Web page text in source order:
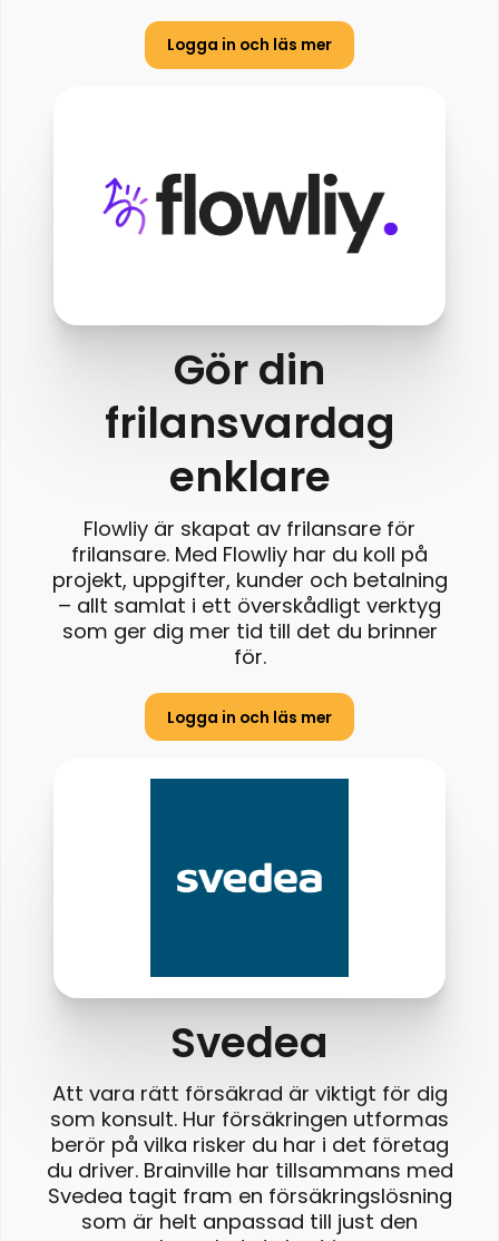
Logga in och läs mer
Gör din
frilansvardag
enklare
Flowliy är skapat av frilansare för
frilansare. Med Flowliy har du koll på
projekt, uppgifter, kunder och betalning
– allt samlat i ett överskådligt verktyg
som ger dig mer tid till det du brinner
för.
Logga in och läs mer
Svedea
Att vara rätt försäkrad är viktigt för dig
som konsult. Hur försäkringen utformas
berör på vilka risker du har i det företag
du driver. Brainville har tillsammans med
Svedea tagit fram en försäkringslösning
som är helt anpassad till just den